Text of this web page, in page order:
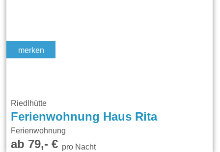
merken
Riedlhütte
Ferienwohnung Haus Rita
Ferienwohnung
ab 79,- €pro Nacht